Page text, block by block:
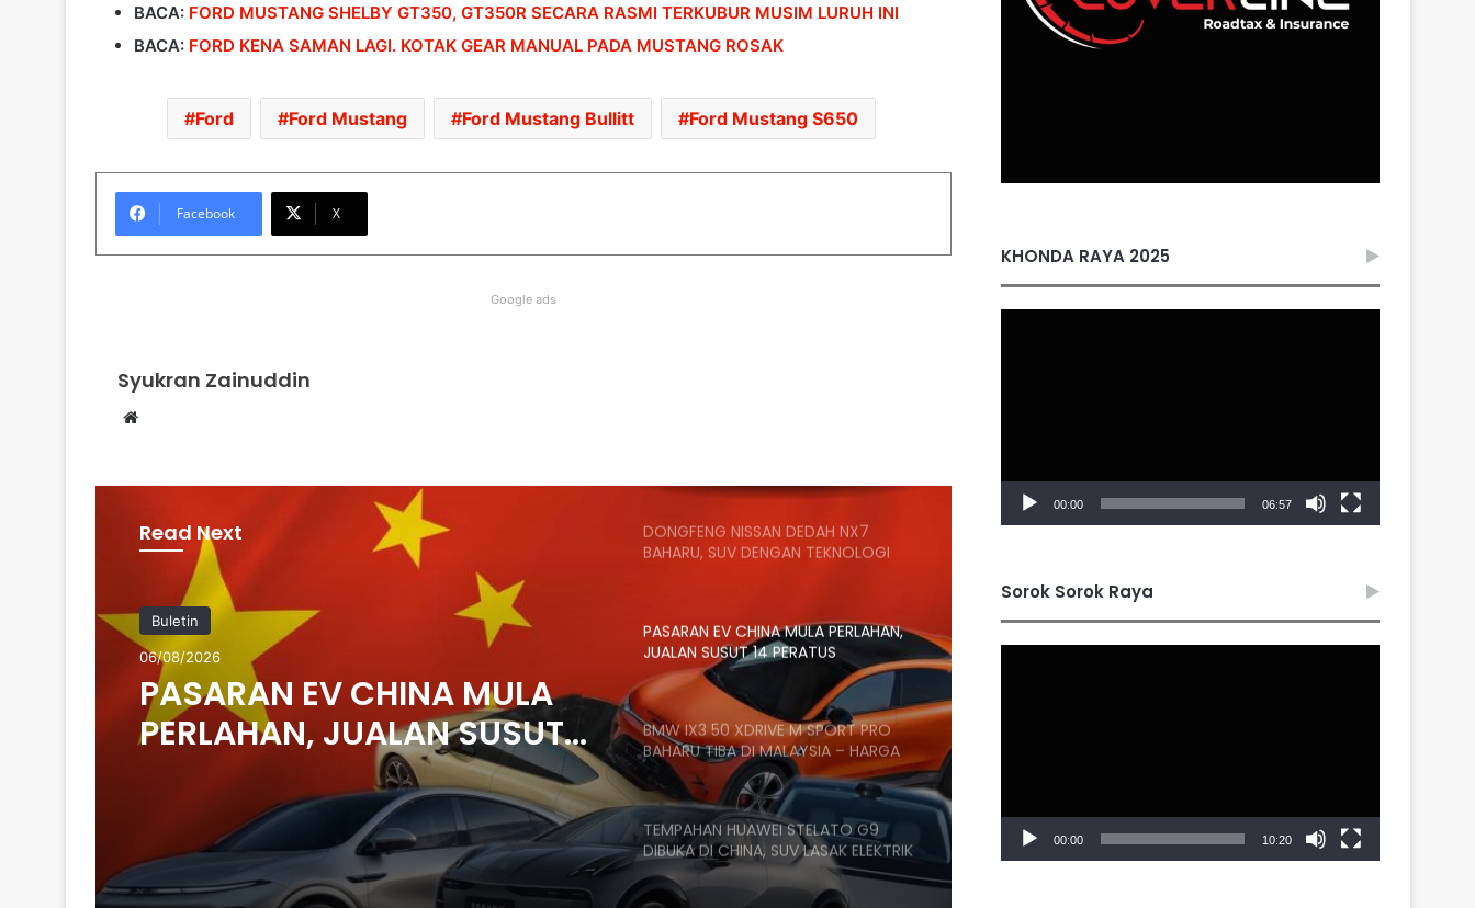
BACA: FORD MUSTANG SHELBY GT350, GT350R SECARA RASMI TERKUBUR MUSIM LURUH INI
BACA: FORD KENA SAMAN LAGI. KOTAK GEAR MANUAL PADA MUSTANG ROSAK
Ford Ford Mustang Ford Mustang Bullitt Ford Mustang S650
Facebook X
Google ads
Syukran Zainuddin
Read Next
Buletin
06/08/2026
PASARAN EV CHINA MULA
PERLAHAN, JUALAN SUSUT
14 PERATUS
PASARAN MALAYSIA – HARGA MULA
NISSAN KICKS e-POWER DISERAHKAN
OPERASI
LANDSKAP PASARAN AUTOMOTIF
DONGFENG NISSAN DEDAH NX7
BAHARU, SUV DENGAN TEKNOLOGI
PASARAN EV CHINA MULA PERLAHAN,
JUALAN SUSUT 14 PERATUS
BMW IX3 50 XDRIVE M SPORT PRO
BAHARU TIBA DI MALAYSIA – HARGA
MULA RM399K
TEMPAHAN HUAWEI STELATO G9
DIBUKA DI CHINA, SUV LASAK ELEKTRIK
DENGAN KUASA 586HP, HARGA MULA
RM266K
KHONDA RAYA 2025
00:00 06:57
Sorok Sorok Raya
00:00 10:20